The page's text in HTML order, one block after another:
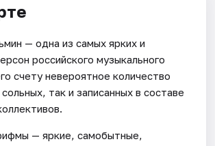
— одна из самых ярких и
российского музыкального
счету невероятное количество
так и записанных в составе
— яркие, самобытные,